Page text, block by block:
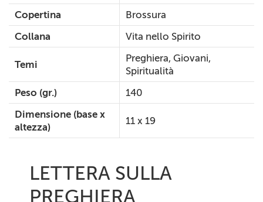
Copertina
Brossura
Collana
Vita nello Spirito
Temi
Preghiera, Giovani,
Spiritualità
Peso (gr.)
140
Dimensione (base x
altezza)
11 x 19
LETTERA SULLA
PREGHIERA